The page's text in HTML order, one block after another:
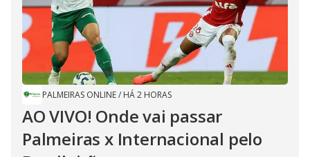
PALMEIRAS ONLINE/ HÁ 2 HORAS
AO VIVO! Onde vai passar
Palmeiras x Internacional pelo